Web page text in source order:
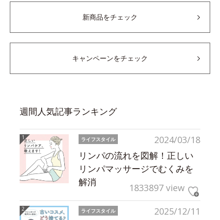
新商品をチェック
キャンペーンをチェック
週間人気記事ランキング
2024/03/18
ライフスタイル
リンパの流れを図解！正しい
リンパマッサージでむくみを
解消
1833897 view
2025/12/11
ライフスタイル